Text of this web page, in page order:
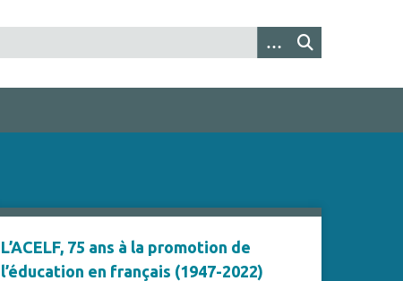
L’ACELF, 75 ans à la promotion de
l’éducation en français (1947-2022)